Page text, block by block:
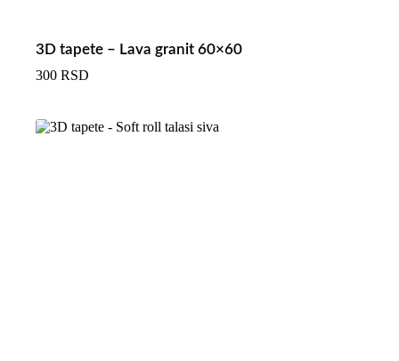
3D tapete – Lava granit 60×60
300 RSD